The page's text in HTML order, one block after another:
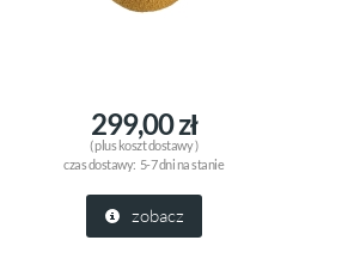
299,00 zł
( plus koszt dostawy)
czas dostawy: 5-7 dni na stanie
zobacz